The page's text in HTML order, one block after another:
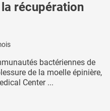
récupération
bactériennes de
de la moelle épinière,
Center ...